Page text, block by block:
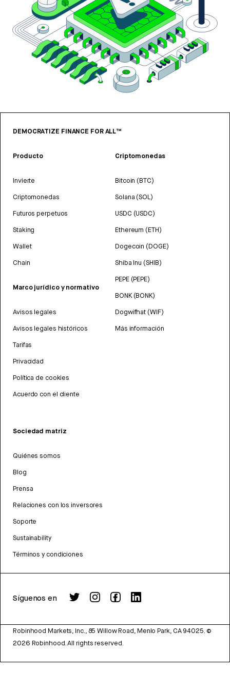
DEMOCRATIZE FINANCE FOR ALL™
Producto
Invierte
Criptomonedas
Futuros perpetuos
Staking
Wallet
Chain
Marco jurídico y normativo
Avisos legales
Avisos legales históricos
Tarifas
Privacidad
Política de cookies
Acuerdo con el cliente
Criptomonedas
Bitcoin (BTC)
Solana (SOL)
USDC (USDC)
Ethereum (ETH)
Dogecoin (DOGE)
Shiba Inu (SHIB)
PEPE (PEPE)
BONK (BONK)
Dogwifhat (WIF)
Más información
Sociedad matriz
Quiénes somos
Blog
Prensa
Relaciones con los inversores
Soporte
Sustainability
Términos y condiciones
Síguenos en
Robinhood Markets, Inc., 85 Willow Road, Menlo Park, CA 94025. ©
2026 Robinhood. All rights reserved.